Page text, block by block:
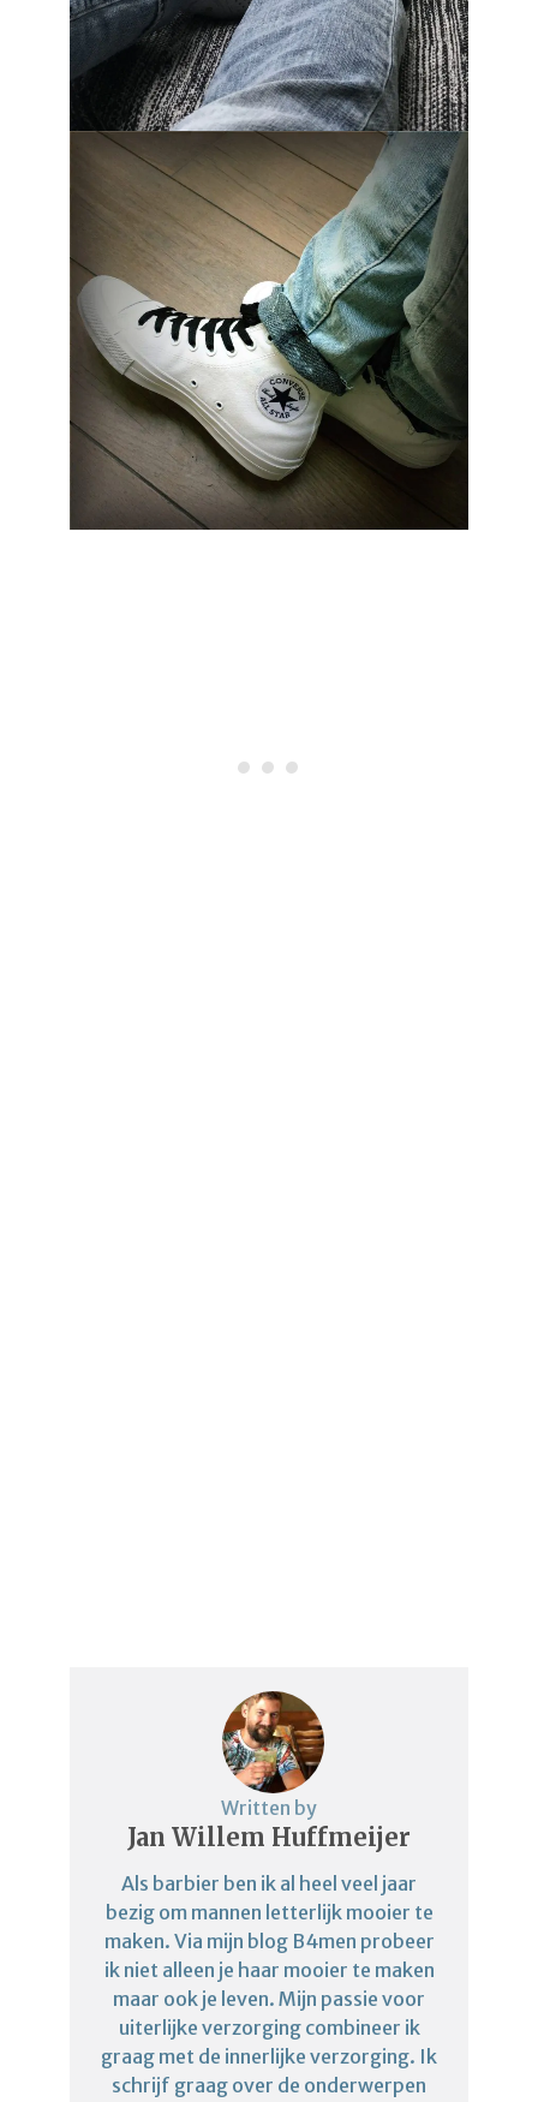
Written by
Jan Willem Huffmeijer
Als barbier ben ik al heel veel jaar
bezig om mannen letterlijk mooier te
maken. Via mijn blog B4men probeer
ik niet alleen je haar mooier te maken
maar ook je leven. Mijn passie voor
uiterlijke verzorging combineer ik
graag met de innerlijke verzorging. Ik
schrijf graag over de onderwerpen